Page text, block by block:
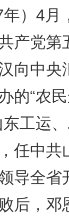
）4月
产党第
向中央
的“农
工运
任中共
导全省
后，邓